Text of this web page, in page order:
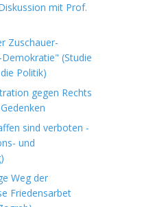
mit Prof.
Zuschauer-
(Studie
Politik)
gegen Rechts
sind verboten -
und
Weg der
Friedensarbet